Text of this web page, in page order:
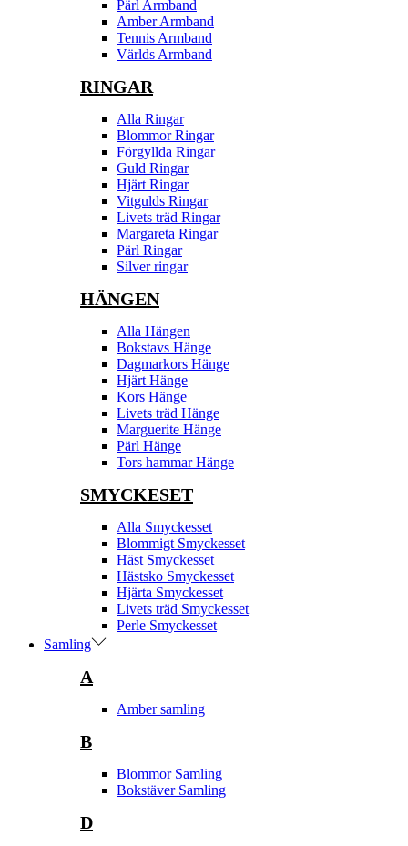
Pärl Armband
Amber Armband
Tennis Armband
Världs Armband
RINGAR
Alla Ringar
Blommor Ringar
Förgyllda Ringar
Guld Ringar
Hjärt Ringar
Vitgulds Ringar
Livets träd Ringar
Margareta Ringar
Pärl Ringar
Silver ringar
HÄNGEN
Alla Hängen
Bokstavs Hänge
Dagmarkors Hänge
Hjärt Hänge
Kors Hänge
Livets träd Hänge
Marguerite Hänge
Pärl Hänge
Tors hammar Hänge
SMYCKESET
Alla Smyckesset
Blommigt Smyckesset
Häst Smyckesset
Hästsko Smyckesset
Hjärta Smyckesset
Livets träd Smyckesset
Perle Smyckesset
Samling
A
Amber samling
B
Blommor Samling
Bokstäver Samling
D